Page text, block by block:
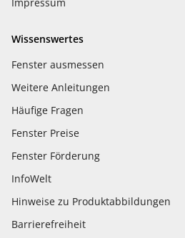
Wissenswertes
Fenster ausmessen
Weitere Anleitungen
Häufige Fragen
Fenster Preise
Fenster Förderung
InfoWelt
Hinweise zu Produktabbildungen
Barrierefreiheit